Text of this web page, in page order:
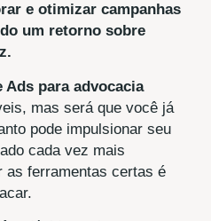
e otimizar campanhas
um retorno sobre
Ads para advocacia
mas será que você já
pode impulsionar seu
cada vez mais
as ferramentas certas é